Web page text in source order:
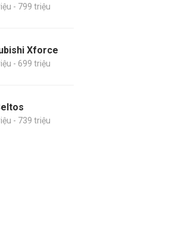
- 799 triệu
Xforce
- 699 triệu
- 739 triệu